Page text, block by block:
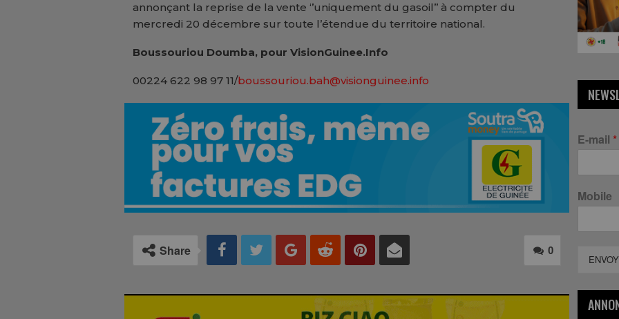
annonçant la reprise de la vente ‘’uniquement du gasoil’’ à compter du
mercredi 20 décembre sur toute l’étendue du territoire national.
Boussouriou Doumba, pour VisionGuinee.Info
00224 622 98 97 11/boussouriou.bah@visionguinee.info
0
Share
E-mail *
Mobile